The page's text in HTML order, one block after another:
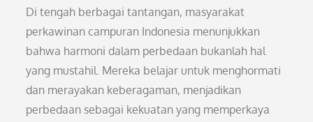
Di tengah berbagai tantangan, masyarakat
perkawinan campuran Indonesia menunjukkan
bahwa harmoni dalam perbedaan bukanlah hal
yang mustahil. Mereka belajar untuk menghormati
dan merayakan keberagaman, menjadikan
perbedaan sebagai kekuatan yang memperkaya